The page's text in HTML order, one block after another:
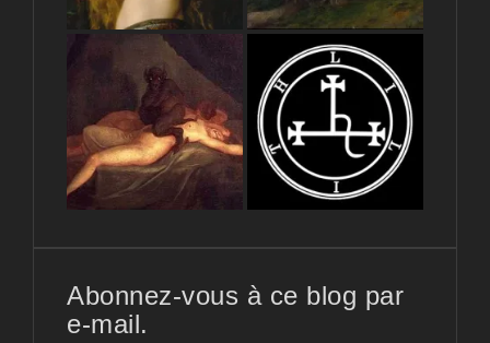
Abonnez-vous à ce blog par
e-mail.